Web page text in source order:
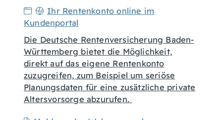
Ihr Rentenkonto online im
Kundenportal
Die Deutsche Rentenversicherung Baden-
Württemberg bietet die Möglichkeit,
direkt auf das eigene Rentenkonto
zuzugreifen, zum Beispiel um seriöse
Planungsdaten für eine zusätzliche private
Altersvorsorge abzurufen.